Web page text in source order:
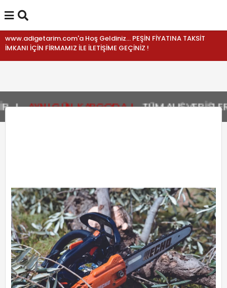
www.adigetarim.com'a Hoş Geldiniz... PEŞİN FİYATINA TAKSİT
İMKANI İÇİN FİRMAMIZ İLE İLETİŞİME GEÇİNİZ !
AYNI GÜN KARGODA ! TÜM